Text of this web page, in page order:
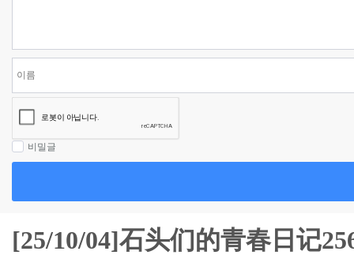
비밀글
[25/10/04]石头们的青春日记